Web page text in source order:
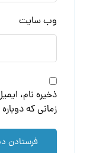
وب‌ سایت
ذخیره نام،
زمانی که
فرستادن